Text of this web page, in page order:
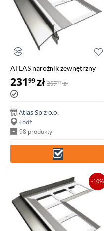
ATLAS narożnik zewnętrzny
135° system 150, balkonowo-
tarasowy (1 szt.)
23199zł25777 zł
Atlas Sp z o.o.
Łódź
98 produkty
-10%